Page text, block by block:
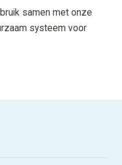
samen met onze
systeem voor